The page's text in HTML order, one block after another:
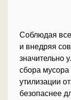
Соблюдая
и внедряя
значительно
сбора
утилизации
безопаснее